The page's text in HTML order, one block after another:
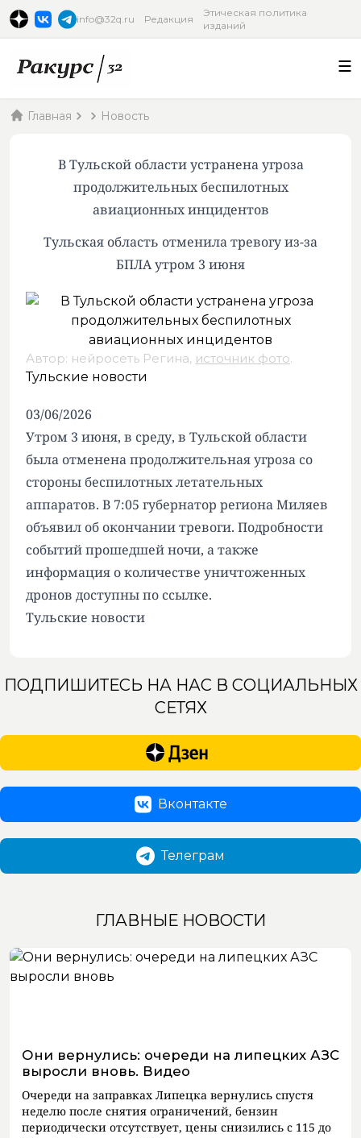
info@32q.ru Редакция
Этическая политика
изданий
Главная Новость
В Тульской области устранена угроза
продолжительных беспилотных
авиационных инцидентов
Тульская область отменила тревогу из-за
БПЛА утром 3 июня
Автор: нейросеть Регина, источник фото.
Тульские новости
03/06/2026
Утром 3 июня, в среду, в Тульской области
была отменена продолжительная угроза со
стороны беспилотных летательных
аппаратов. В 7:05 губернатор региона Миляев
объявил об окончании тревоги. Подробности
событий прошедшей ночи, а также
информация о количестве уничтоженных
дронов доступны по ссылке.
Тульские новости
ПОДПИШИТЕСЬ НА НАС В СОЦИАЛЬНЫХ
СЕТЯХ
Вконтакте
Телеграм
ГЛАВНЫЕ НОВОСТИ
Они вернулись: очереди на липецких АЗС
выросли вновь. Видео
Очереди на заправках Липецка вернулись спустя
неделю после снятия ограничений, бензин
периодически отсутствует, цены снизились с 115 до